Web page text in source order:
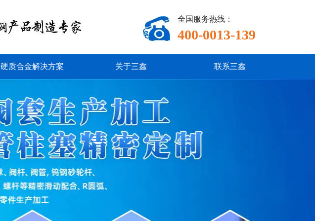
全国服务热线：
400-0013-139
硬质合金解决方案 关于三鑫 联系三鑫